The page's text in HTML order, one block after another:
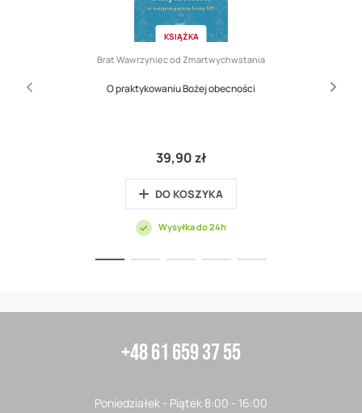
KSIĄŻKA
Brat Wawrzyniec od Zmartwychwstania
O praktykowaniu Bożej obecności
39,90 zł
DO KOSZYKA
Wysyłka do 24h
+48 61 659 37 55
Poniedziałek - Piątek 8:00 - 16:00